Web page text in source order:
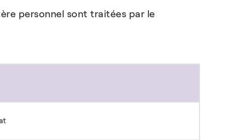
personnel sont traitées par le